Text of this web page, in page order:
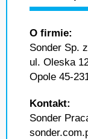
O firmie:
Sonder Sp.
ul. Oleska
Opole 45-
Kontakt:
Sonder